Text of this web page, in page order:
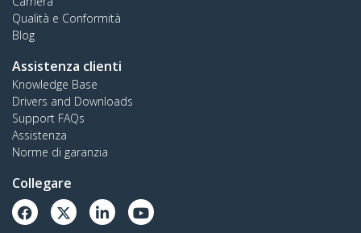
Qualità e Conformità
Blog
Assistenza clienti
Knowledge Base
Drivers and Downloads
Support FAQs
Assistenza
Norme di garanzia
Collegare